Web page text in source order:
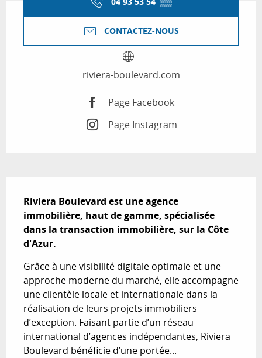
CONTACTEZ-NOUS
riviera-boulevard.com
Page Facebook
Page Instagram
Riviera Boulevard est une agence
immobilière, haut de gamme, spécialisée
dans la transaction immobilière, sur la Côte
d'Azur.
Grâce à une visibilité digitale optimale et une
approche moderne du marché, elle accompagne
une clientèle locale et internationale dans la
réalisation de leurs projets immobiliers
d’exception. Faisant partie d’un réseau
international d’agences indépendantes, Riviera
Boulevard bénéficie d’une portée...